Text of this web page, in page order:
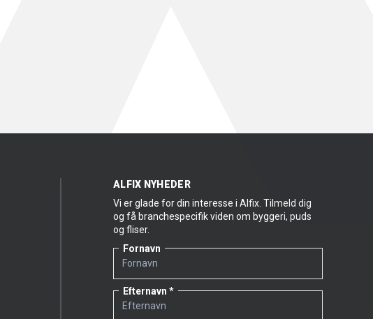
ALFIX NYHEDER
Vi er glade for din interesse i Alfix. Tilmeld dig
og få branchespecifik viden om byggeri, puds
og fliser.
Fornavn
Efternavn